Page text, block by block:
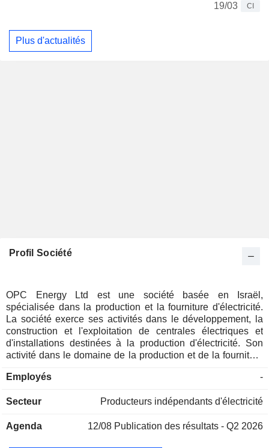
19/03
CI
Plus d'actualités
Profil Société
OPC Energy Ltd est une société basée en Israël,
spécialisée dans la production et la fourniture d'électricité.
La société exerce ses activités dans le développement, la
construction et l'exploitation de centrales électriques et
d'installations destinées à la production d'électricité. Son
activité dans le domaine de la production et de la fourniture
l'aide de technologies conventionnelles et de cogénération.
centrale électrique de Rotem, détenue par Rotem et Veridis,
centrale électrique de Hadera, détenue par Hadera et
Employés -
Secteur Producteurs indépendants d'électricité
Agenda 12/08 Publication des résultats - Q2 2026